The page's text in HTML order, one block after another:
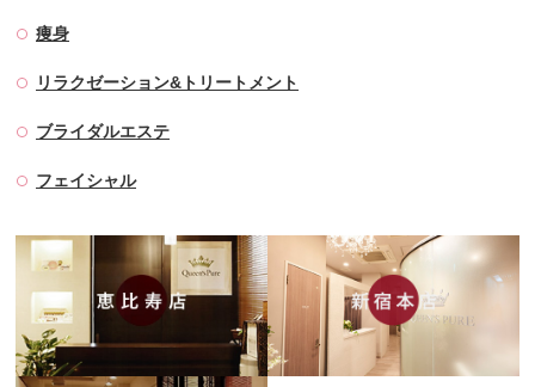
痩身
リラクゼーション&トリートメント
ブライダルエステ
フェイシャル